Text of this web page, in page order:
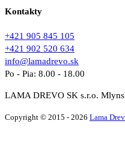
Kontakty
+421 905 845 105
+421 902 520 634
info@lamadrevo.sk
Po - Pia: 8.00 - 18.00
LAMA DREVO SK s.r.o.
Copyright © 2015 - 2026 Lama